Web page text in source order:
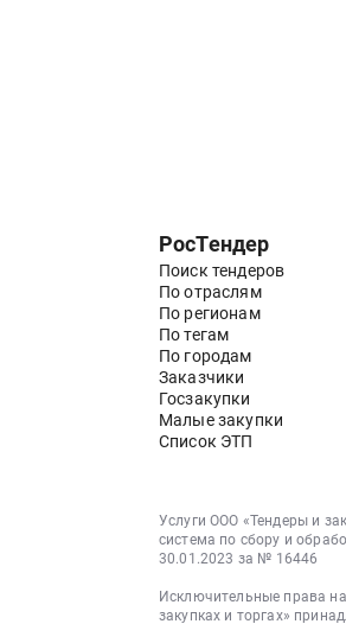
РосТендер
Поиск тендеров
По отраслям
По регионам
По тегам
По городам
Заказчики
Госзакупки
Малые закупки
Список ЭТП
Услуги ООО «Тендеры и
система по сбору и
30.01.2023 за № 16446
Исключительные права
закупках и торгах»